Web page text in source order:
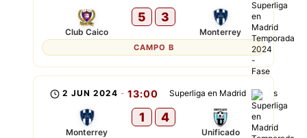
Club Caico
5 3
Monterrey
CAMPO B
Superliga en Madrid
2 JUN 2024 - 13:00
Monterrey
1 4
Unificado